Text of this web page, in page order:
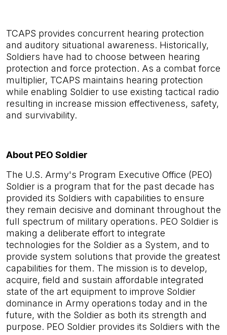
TCAPS provides concurrent hearing protection
and auditory situational awareness. Historically,
Soldiers have had to choose between hearing
protection and force protection. As a combat force
multiplier, TCAPS maintains hearing protection
while enabling Soldier to use existing tactical radio
resulting in increase mission effectiveness, safety,
and survivability.
About PEO Soldier
The U.S. Army's Program Executive Office (PEO)
Soldier is a program that for the past decade has
provided its Soldiers with capabilities to ensure
they remain decisive and dominant throughout the
full spectrum of military operations. PEO Soldier is
making a deliberate effort to integrate
technologies for the Soldier as a System, and to
provide system solutions that provide the greatest
capabilities for them. The mission is to develop,
acquire, field and sustain affordable integrated
state of the art equipment to improve Soldier
dominance in Army operations today and in the
future, with the Soldier as both its strength and
purpose. PEO Soldier provides its Soldiers with the